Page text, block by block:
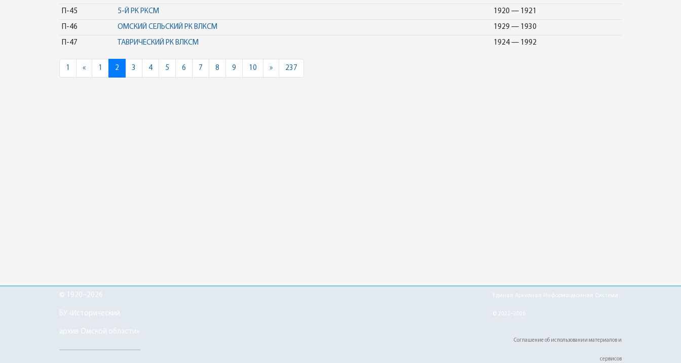
П-45 5-Й РК РКСМ 1920 — 1921
П-46 ОМСКИЙ СЕЛЬСКИЙ РК ВЛКСМ 1929 — 1930
П-47 ТАВРИЧЕСКИЙ РК ВЛКСМ 1924 — 1992
1 «Previous
1 2 3 4 5 6 7 8 9 10 »Next237
© 1920–2026
БУ «Исторический
архив Омской области»
Единая Архивная Информационная Система
© 2022–2026
Соглашение об использовании материалов и
сервисов